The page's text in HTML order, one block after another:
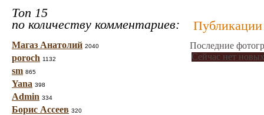
Топ 15
по количеству комментариев:
Магаз Анатолий 2040
poroch 1132
sm 865
Yana 398
Admin 334
Борис Ассеев 320
Публикации
Последние
Сейчас нет